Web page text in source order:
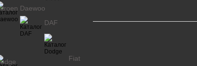
Daewoo
DAF
Fiat